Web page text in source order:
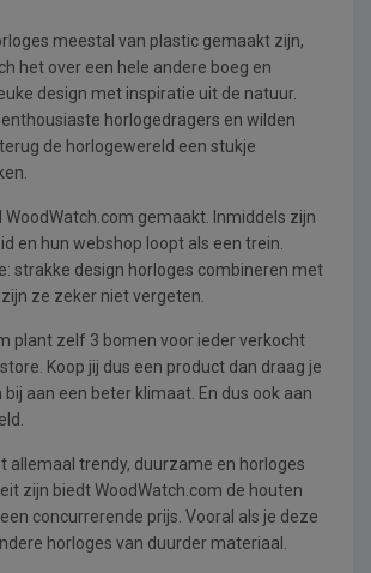
meestal van plastic gemaakt zijn,
het over een hele andere boeg en
design met inspiratie uit de natuur.
horlogedragers en wilden
de horlogewereld een stukje
WoodWatch.com gemaakt. Inmiddels zijn
en hun webshop loopt als een trein.
strakke design horloges combineren met
ze zeker niet vergeten.
plant zelf 3 bomen voor ieder verkocht
Koop jij dus een product dan draag je
aan een beter klimaat. En dus ook aan
allemaal trendy, duurzame en horloges
zijn biedt WoodWatch.com de houten
concurrerende prijs. Vooral als je deze
horloges van duurder materiaal.